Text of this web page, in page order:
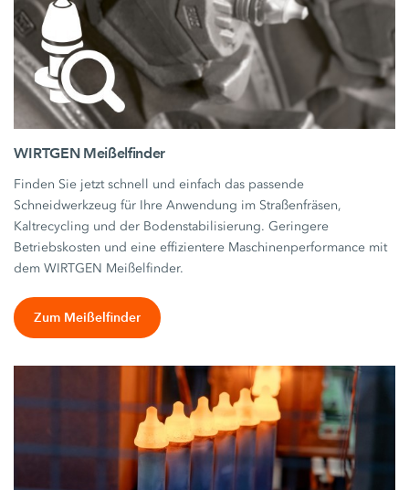
WIRTGEN Meißelfinder
Finden Sie jetzt schnell und einfach das passende
Schneidwerkzeug für Ihre Anwendung im Straßenfräsen,
Kaltrecycling und der Bodenstabilisierung. Geringere
Betriebskosten und eine effizientere Maschinenperformance mit
dem WIRTGEN Meißelfinder.
Zum Meißelfinder